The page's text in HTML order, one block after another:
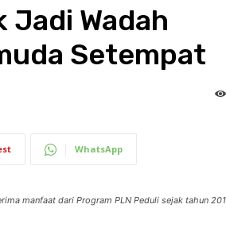
Jadi Wadah
Setempat
WhatsApp
manfaat dari Program PLN Peduli sejak tahun